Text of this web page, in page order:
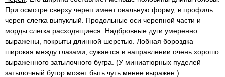
При осмотре сверху череп имеет овальную форму, в профиль
череп слегка выпуклый. Продольные оси черепной части и
морды слегка расходящиеся. Надбровные дуги умеренно
выражены, покрыты длинной шерстью. Лобная бороздка
широкая между глазами, сужается в направлении очень хорошо
выраженного затылочного бугра. (У миниатюрных пуделей
затылочный бугор может быть чуть менее выражен.)